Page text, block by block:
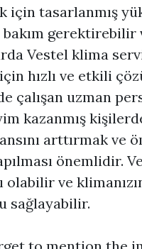
için tasarlanmış
bakım gerektirebilir
Vestel klima
hızlı ve etkili
çalışan uzman
kazanmış
arttırmak ve
önemlidir.
olabilir ve
sağlayabilir.